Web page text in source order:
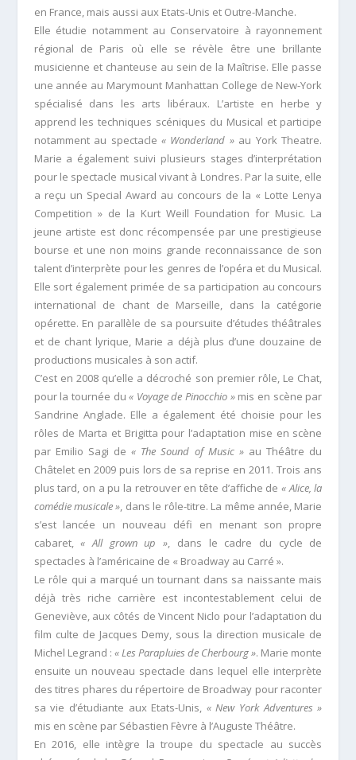
en France, mais aussi aux Etats-Unis et Outre-Manche.
Elle étudie notamment au Conservatoire à rayonnement
régional de Paris où elle se révèle être une brillante
musicienne et chanteuse au sein de la Maîtrise. Elle passe
une année au Marymount Manhattan College de New-York
spécialisé dans les arts libéraux. L’artiste en herbe y
apprend les techniques scéniques du Musical et participe
notamment au spectacle« Wonderland »au York Theatre.
Marie a également suivi plusieurs stages d’interprétation
pour le spectacle musical vivant à Londres. Par la suite, elle
a reçu un Special Award au concours de la « Lotte Lenya
Competition » de la Kurt Weill Foundation for Music. La
jeune artiste est donc récompensée par une prestigieuse
bourse et une non moins grande reconnaissance de son
talent d’interprète pour les genres de l’opéra et du Musical.
Elle sort également primée de sa participation au concours
international de chant de Marseille, dans la catégorie
opérette. En parallèle de sa poursuite d’études théâtrales
et de chant lyrique, Marie a déjà plus d’une douzaine de
productions musicales à son actif.
C’est en 2008 qu’elle a décroché son premier rôle, Le Chat,
pour la tournée du« Voyage de Pinocchio »mis en scène par
Sandrine Anglade. Elle a également été choisie pour les
rôles de Marta et Brigitta pour l’adaptation mise en scène
par Emilio Sagi de« The Sound of Music »au Théâtre du
Châtelet en 2009 puis lors de sa reprise en 2011. Trois ans
plus tard, on a pu la retrouver en tête d’affiche de« Alice, la
comédie musicale », dans le rôle-titre. La même année, Marie
s’est lancée un nouveau défi en menant son propre
cabaret,« All grown up », dans le cadre du cycle de
spectacles à l’américaine de « Broadway au Carré ».
Le rôle qui a marqué un tournant dans sa naissante mais
déjà très riche carrière est incontestablement celui de
Geneviève, aux côtés de Vincent Niclo pour l’adaptation du
film culte de Jacques Demy, sous la direction musicale de
Michel Legrand : « Les Parapluies de Cherbourg ». Marie monte
ensuite un nouveau spectacle dans lequel elle interprète
des titres phares du répertoire de Broadway pour raconter
sa vie d’étudiante aux Etats-Unis, « New York Adventures »
mis en scène par Sébastien Fèvre à l’Auguste Théâtre.
En 2016, elle intègre la troupe du spectacle au succès